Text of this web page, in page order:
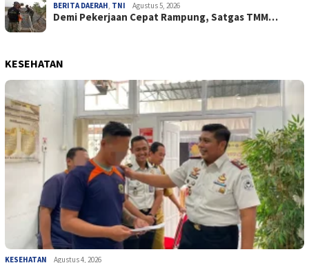
BERITA DAERAH, TNI Agustus 5, 2026
Demi Pekerjaan Cepat Rampung, Satgas TMM…
KESEHATAN
KESEHATAN Agustus 4, 2026